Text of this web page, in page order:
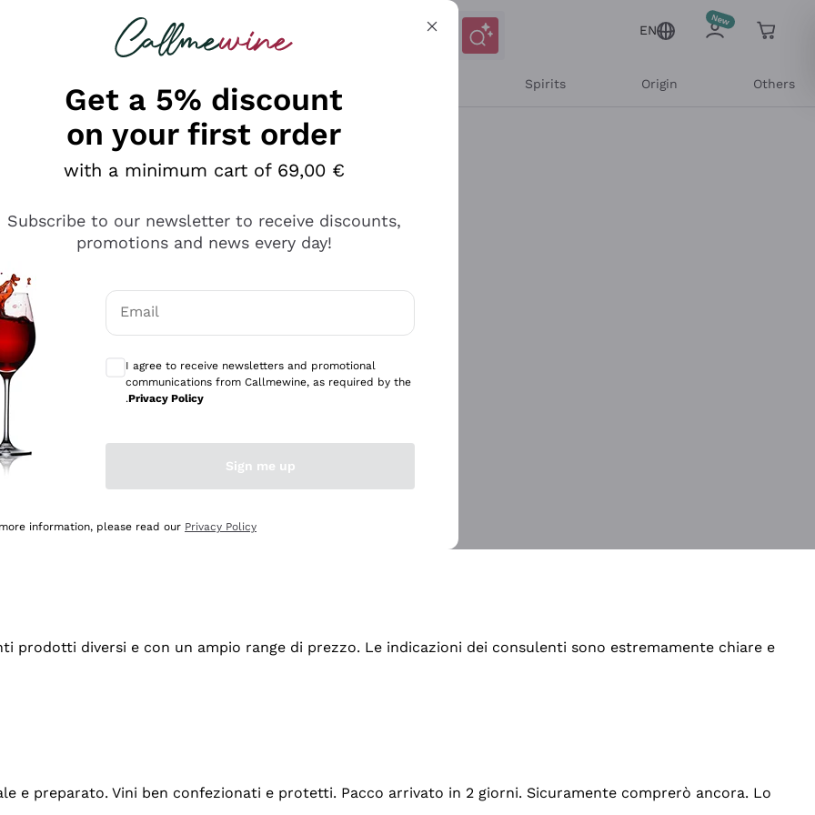
looking for
EN
Spirits Origin Others
professionalità
diversi e con un ampio range di prezzo. Le indicazioni dei consulenti sono estremamente chiare e
e preparato. Vini ben confezionati e protetti. Pacco arrivato in 2 giorni. Sicuramente comprerò ancora. Lo
Get a 5% discount
on your first order
with a minimum cart of 69,00 €
Subscribe to our newsletter to receive discounts,
promotions and news every day!
Email
I agree to receive newsletters and promotional
communications from Callmewine, as required by the
.Privacy Policy
Sign me up
information, please read our Privacy Policy